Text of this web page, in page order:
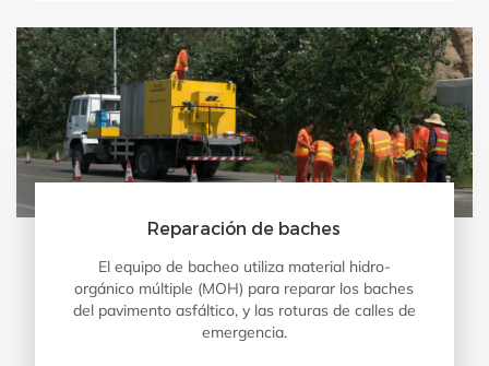
Reparación de baches
El equipo de bacheo utiliza material hidro-
orgánico múltiple (MOH) para reparar los baches
del pavimento asfáltico, y las roturas de calles de
emergencia.